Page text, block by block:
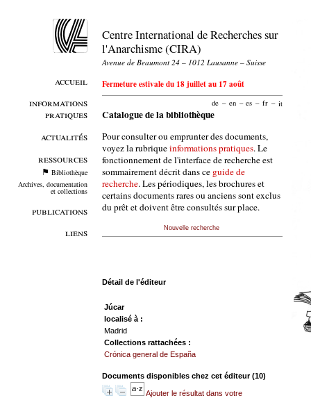
accueil
informations
pratiques
actualités
ressources
Bibliothèque
Archives, documentation
et collections
publications
liens
Centre International de Recherches sur
l'Anarchisme (CIRA)
Avenue de Beaumont 24 – 1012 Lausanne – Suisse
Fermeture estivale du 18 juillet au 17 août
de – en – es – fr – it
Catalogue de la bibliothèque
Pour consulter ou emprunter des documents,
voyez la rubriqueinformations pratiques. Le
fonctionnement de l'interface de recherche est
sommairement décrit dans ce guide de
recherche. Les périodiques, les brochures et
certains documents rares ou anciens sont exclus
du prêt et doivent être consultés sur place.
Nouvelle recherche
Détail de l'éditeur
Júcar
localisé à :
Madrid
Collections rattachées :
Crónica general de España
Documents disponibles chez cet éditeur (10)
Ajouter le résultat dans votre